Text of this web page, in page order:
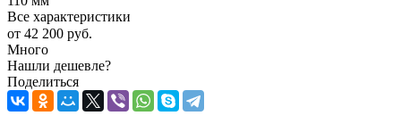
Все характеристики
от 42 200 руб.
Много
Нашли дешевле?
Поделиться